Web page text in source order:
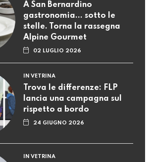
A San Bernardino
gastronomia... sotto le
stelle. Torna la rassegna
Alpine Gourmet
02 LUGLIO 2026
IN VETRINA
Trova le differenze: FLP
lancia una campagna sul
rispetto a bordo
24 GIUGNO 2026
IN VETRINA